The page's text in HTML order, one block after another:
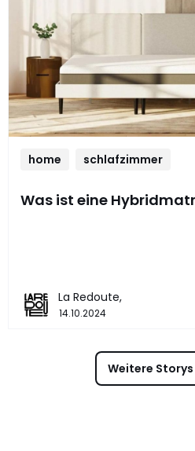
home schlafzimmer
Was ist eine
La Redoute,
14.10.2024
Weitere